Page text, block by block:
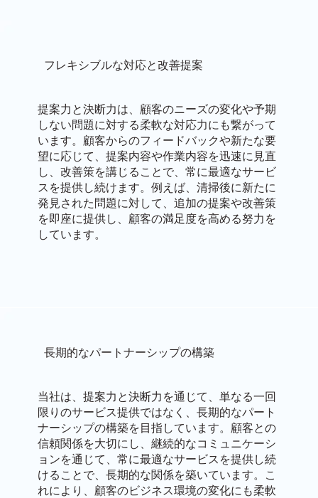
フレキシブルな対応と改善提案
提案力と決断力は、顧客のニーズの変化や予期
しない問題に対する柔軟な対応力にも繋がって
います。顧客からのフィードバックや新たな要
望に応じて、提案内容や作業内容を迅速に見直
し、改善策を講じることで、常に最適なサービ
スを提供し続けます。例えば、清掃後に新たに
発見された問題に対して、追加の提案や改善策
を即座に提供し、顧客の満足度を高める努力を
しています。
長期的なパートナーシップの構築
当社は、提案力と決断力を通じて、単なる一回
限りのサービス提供ではなく、長期的なパート
ナーシップの構築を目指しています。顧客との
信頼関係を大切にし、継続的なコミュニケーシ
ョンを通じて、常に最適なサービスを提供し続
けることで、長期的な関係を築いています。こ
れにより、顧客のビジネス環境の変化にも柔軟